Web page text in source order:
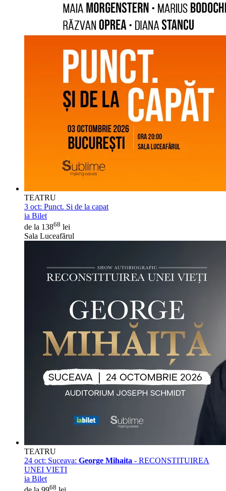
TEATRU
3 oct: Punct. Si de la capat
ia Bilet
de la 13868 lei
Sala Luceafărul
TEATRU
24 oct: Suceava: George Mihaita - RECONSTITUIREA
UNEI VIETI
ia Bilet
68